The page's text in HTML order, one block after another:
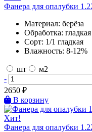
Фанера для опалубки
Материал: берёза
Обработка: гладкая
Сорт: 1/1 гладкая
Влажность: 8-12%
шт
м2
-
2650 ₽
В корзину
Хит!
Фанера для опалубки